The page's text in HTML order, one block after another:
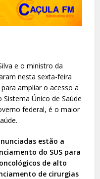
e o ministro da
nesta sexta-feira
ampliar o acesso a
Único de Saúde
federal, é o maior
estão a
do SUS para
de alto
de cirurgias